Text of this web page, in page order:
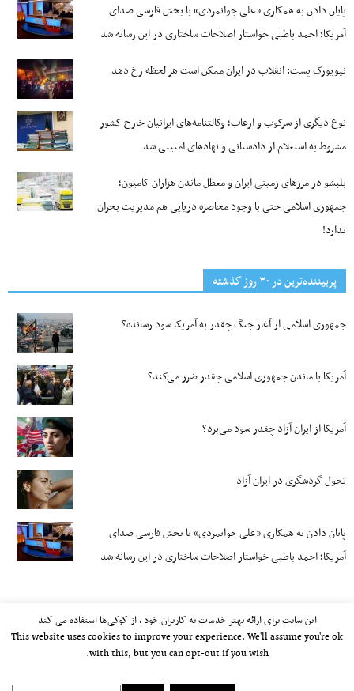
پایان دادن به همکاری «علی جوانمردی» با بخش فارسی صدای
آمریکا؛ احمد باطبی خواستار اصلاحات ساختاری در این رسانه شد
نیویورک پست: انقلاب در ایران ممکن است هر لحظه رخ دهد
نوع دیگری از سرکوب و ارعاب؛ وکالتنامه‌های ایرانیان خارج کشور
مشروط به استعلام از دادستانی و نهادهای امنیتی شد
بلبشو در مرزهای زمینی ایران و معطل ماندن هزاران کامیون؛
جمهوری اسلامی حتی با وجود محاصره دریایی هم مدیریت بحران
ندارد!
پربیننده‌ترین‌ در ۳۰ روز گذشته
جمهوری اسلامی از آغاز جنگ چقدر به آمریکا سود رسانده؟
آمریکا با ماندن جمهوری اسلامی چقدر ضرر می‌کند؟
آمریکا از ایران آزاد چقدر سود می‌برد؟
تحول گردشگری در ایران آزاد
پایان دادن به همکاری «علی جوانمردی» با بخش فارسی صدای
آمریکا؛ احمد باطبی خواستار اصلاحات ساختاری در این رسانه شد
این سایت برای ارائه بهتر خدمات به کاربران خود ، از کوکی‌ها استفاده می کند
This website uses cookies to improve your experience. We'll assume you're ok
with this, but you can opt-out if you wish.